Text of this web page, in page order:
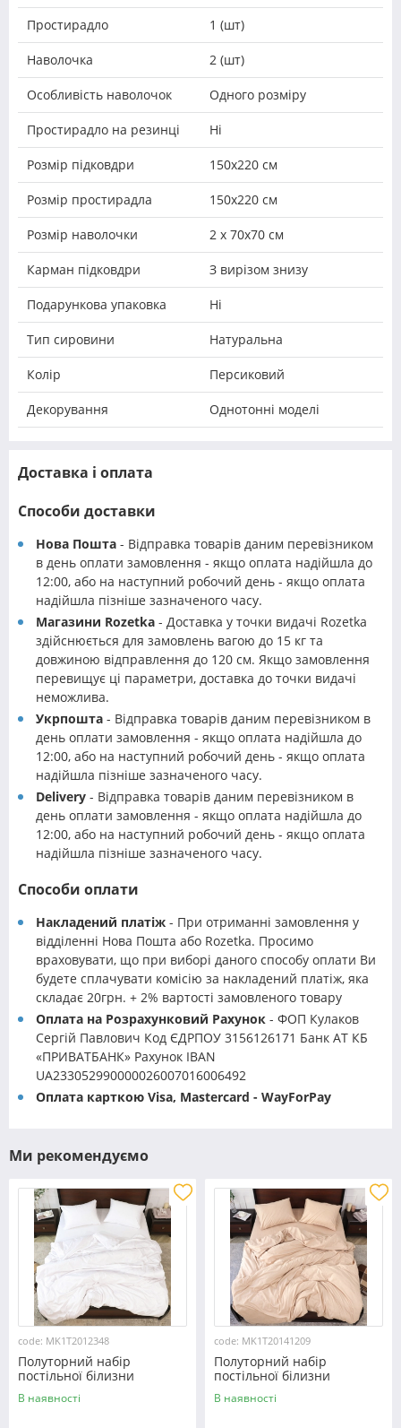
Простирадло 1 (шт)
Наволочка 2 (шт)
Особливість наволочок Одного розміру
Простирадло на резинці Ні
Розмір підковдри 150х220 см
Розмір простирадла 150х220 см
Розмір наволочки 2 х 70х70 см
Карман підковдри З вирізом знизу
Подарункова упаковка Ні
Тип сировини Натуральна
Колір Персиковий
Декорування Однотонні моделі
Доставка і оплата
Способи доставки
Нова Пошта - Відправка товарів даним перевізником
в день оплати замовлення - якщо оплата надійшла до
12:00, або на наступний робочий день - якщо оплата
надійшла пізніше зазначеного часу.
Магазини Rozetka - Доставка у точки видачі Rozetka
здійснюється для замовлень вагою до 15 кг та
довжиною відправлення до 120 см. Якщо замовлення
перевищує ці параметри, доставка до точки видачі
неможлива.
Укрпошта - Відправка товарів даним перевізником в
день оплати замовлення - якщо оплата надійшла до
12:00, або на наступний робочий день - якщо оплата
надійшла пізніше зазначеного часу.
Delivery - Відправка товарів даним перевізником в
день оплати замовлення - якщо оплата надійшла до
12:00, або на наступний робочий день - якщо оплата
надійшла пізніше зазначеного часу.
Способи оплати
Накладений платіж - При отриманні замовлення у
відділенні Нова Пошта або Rozetka. Просимо
враховувати, що при виборі даного способу оплати Ви
будете сплачувати комісію за накладений платіж, яка
складає 20грн. + 2% вартості замовленого товару
Оплата на Розрахунковий Рахунок - ФОП Кулаков
Сергій Павлович Код ЄДРПОУ 3156126171 Банк АТ КБ
«ПРИВАТБАНК» Рахунок IBAN
UA233052990000026007016006492
Оплата карткою Visa, Mastercard - WayForPay
Ми рекомендуємо
code: MK1T2012348
Полуторний набір
постільної білизни
150*220 із мікрофібри
№2012348 Черешенка™
В наявності
code: MK1T20141209
Полуторний набір
постільної білизни
150*220 із мікрофібри
№20141209 Черешенка™
В наявності